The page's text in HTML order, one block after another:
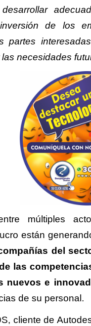
de los
partes
necesidades
múltiples
están
del
las
nuevos e
de su personal.
cliente de